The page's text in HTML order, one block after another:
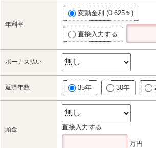
年利率
変動金利 (0.625％)
直接入力する
ボーナス払い
返済年数 35年 30年
頭金 直接入力する
万円